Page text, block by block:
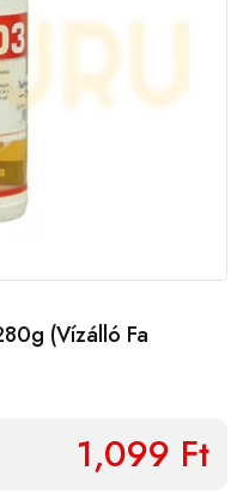
(vízálló Fa
1,099 Ft